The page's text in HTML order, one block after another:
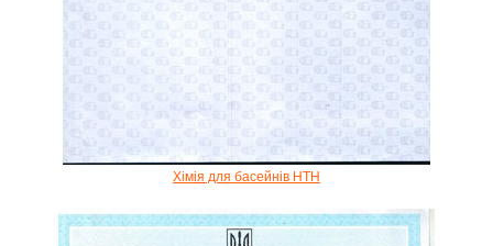
Хімія для басейнів HTH